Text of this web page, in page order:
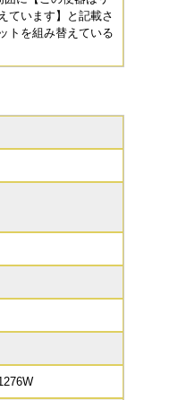
ています】と記載さ
トを組み替えている